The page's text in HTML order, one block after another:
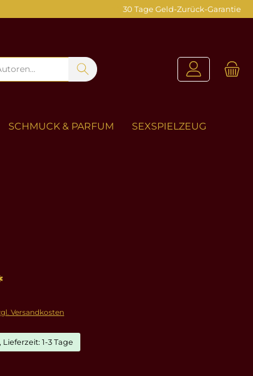
30 Tage Geld-Zurück-Garantie
SCHMUCK & PARFUM SEXSPIELZEUG
Versandkosten
1-3 Tage